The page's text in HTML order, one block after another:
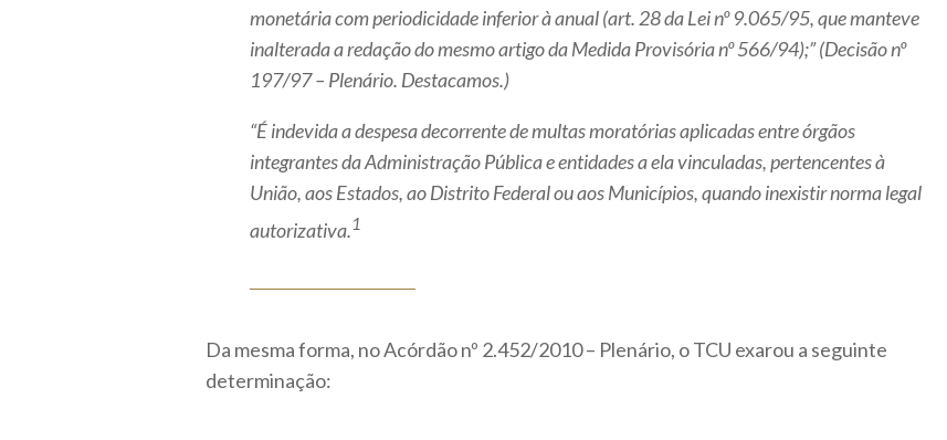
monetária com periodicidade inferior à anual (art. 28 da Lei nº 9.065/95, que manteve
inalterada a redação do mesmo artigo da Medida Provisória nº 566/94);” (Decisão nº
197/97 – Plenário. Destacamos.)
“É indevida a despesa decorrente de multas moratórias aplicadas entre órgãos
integrantes da Administração Pública e entidades a ela vinculadas, pertencentes à
União, aos Estados, ao Distrito Federal ou aos Municípios, quando inexistir norma legal
autorizativa.1
Da mesma forma, no Acórdão nº 2.452/2010 – Plenário, o TCU exarou a seguinte
determinação: